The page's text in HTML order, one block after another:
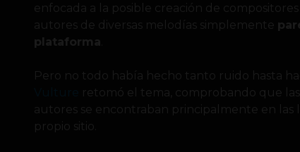
enfocada a la posible creación de
autores de diversas melodías simplemente
plataforma
Pero no todo había hecho tanto ruido hasta
retomó el tema, comprobando que
autores se encontraban principalmente en
propio sitio.